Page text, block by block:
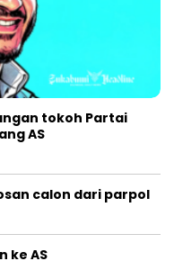
tokoh Partai
AS
calon dari parpol
ke AS